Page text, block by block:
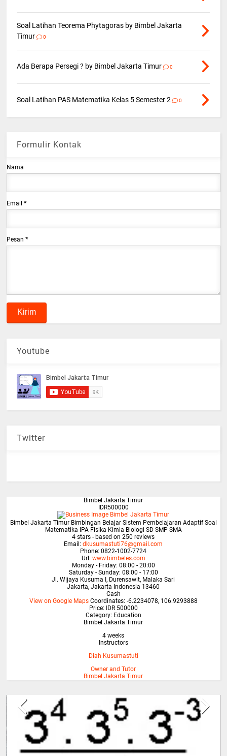
Soal Latihan Teorema Phytagoras by Bimbel Jakarta
Timur
0
Ada Berapa Persegi ? by Bimbel Jakarta Timur 0
Soal Latihan PAS Matematika Kelas 5 Semester 2 0
Formulir Kontak
Nama
Email*
Pesan*
Youtube
Twitter
Bimbel Jakarta Timur
IDR500000
Bimbel Jakarta Timur Bimbingan Belajar Sistem Pembelajaran Adaptif Soal
Matematika IPA Fisika Kimia Biologi SD SMP SMA
4 stars - based on250 reviews
Email:dkusumastuti76@gmail.com
Phone:0822-1002-7724
Url: www.bimbeles.com
Monday - Friday: 08:00 - 20:00
Saturday - Sunday: 08:00 - 17:00
Jl. Wijaya Kusuma I, Durensawit, Malaka Sari
Jakarta,Jakarta Indonesia 13460
Cash
View on Google Maps Coordinates: -6.2234078, 106.9293888
Price: IDR 500000
Category: Education
Bimbel Jakarta Timur
4 weeks
Instructors
Diah Kusumastuti
Owner and Tutor
Bimbel Jakarta Timur